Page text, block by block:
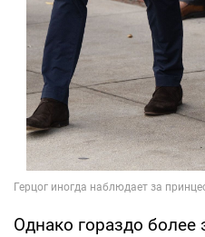
Однако гораздо более